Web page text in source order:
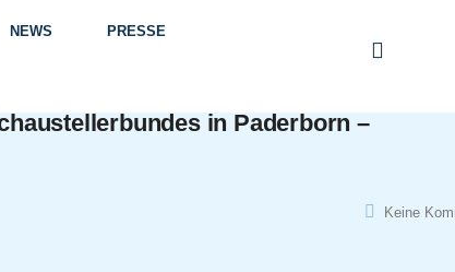
NEWS PRESSE
in Paderborn –
Keine